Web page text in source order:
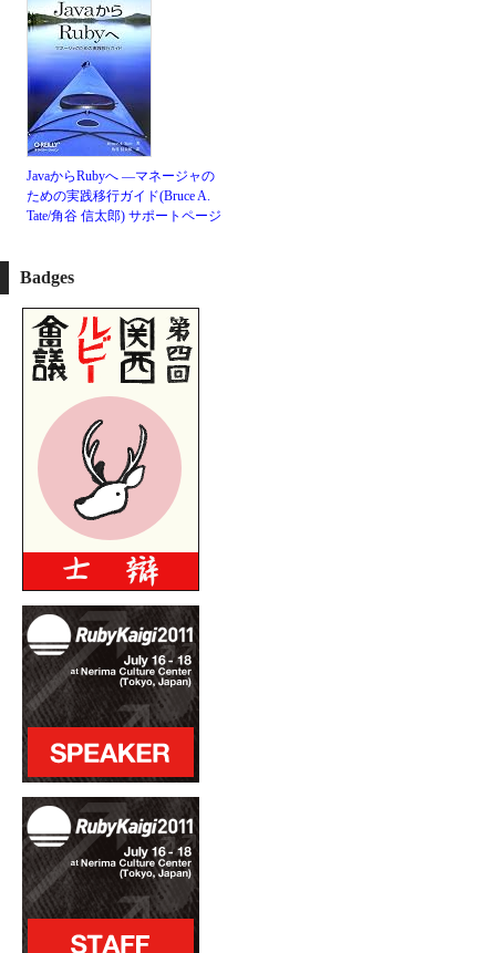
JavaからRubyへ ―マネージャの
ための実践移行ガイド(Bruce A.
Tate/角谷 信太郎) サポートページ
Badges